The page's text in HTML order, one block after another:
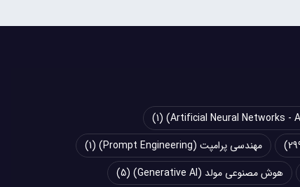
(1)
مهندسی پرامپت (Prompt Engineering)
(1)
هوش مصنوعی مولد (Generative AI) (5)